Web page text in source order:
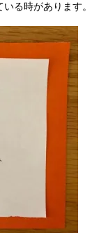
る時があります。